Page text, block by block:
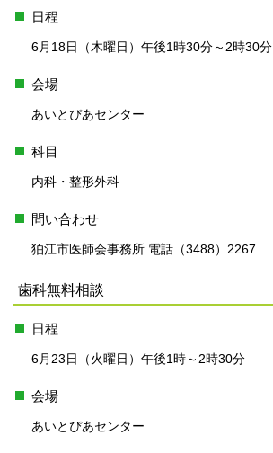
日程
6月18日（木曜日）午後1時30分～2時30分
会場
あいとぴあセンター
科目
内科・整形外科
問い合わせ
狛江市医師会事務所 電話（3488）2267
歯科無料相談
日程
6月23日（火曜日）午後1時～2時30分
会場
あいとぴあセンター